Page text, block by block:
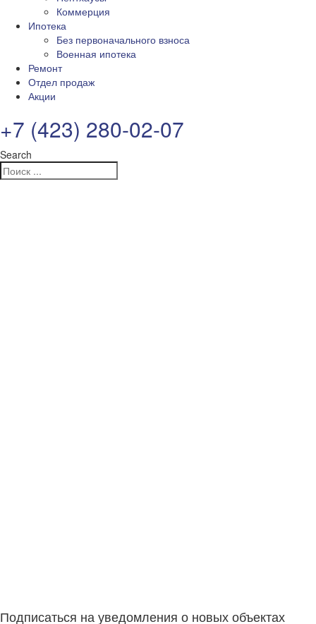
Коммерция
Ипотека
Без первоначального взноса
Военная ипотека
Ремонт
Отдел продаж
Акции
+7 (423) 280-02-07
Search
Подписаться на уведомления о новых объектах